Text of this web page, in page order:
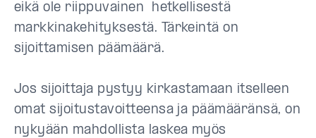
eikä ole riippuvainen hetkellisestä
markkinakehityksestä. Tärkeintä on
sijoittamisen päämäärä.
Jos sijoittaja pystyy kirkastamaan itselleen
omat sijoitustavoitteensa ja päämääränsä, on
nykyään mahdollista laskea myös